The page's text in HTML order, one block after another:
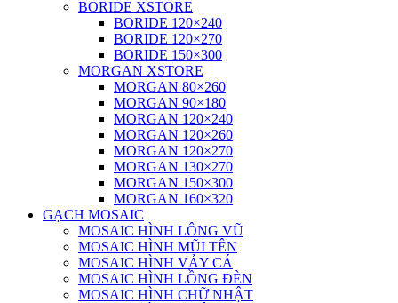
BORIDE XSTORE
BORIDE 120×240
BORIDE 120×270
BORIDE 150×300
MORGAN XSTORE
MORGAN 80×260
MORGAN 90×180
MORGAN 120×240
MORGAN 120×260
MORGAN 120×270
MORGAN 130×270
MORGAN 150×300
MORGAN 160×320
GẠCH MOSAIC
MOSAIC HÌNH LÔNG VŨ
MOSAIC HÌNH MŨI TÊN
MOSAIC HÌNH VẢY CÁ
MOSAIC HÌNH LỒNG ĐÈN
MOSAIC HÌNH CHỮ NHẬT